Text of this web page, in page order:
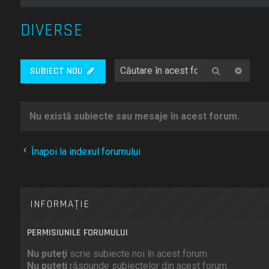
DIVERSE
SUBIECT NOU Căutare
Nu există subiecte sau mesaje în acest forum.
Înapoi la indexul forumului
INFORMAŢIE
PERMISIUNILE FORUMULUI
Nu puteţi scrie subiecte noi în acest forum
Nu puteţi răspunde subiectelor din acest forum